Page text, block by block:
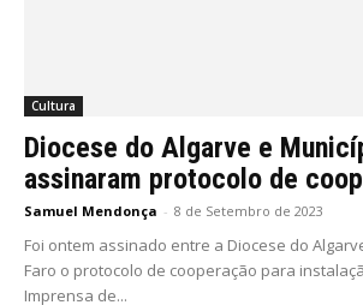
Cultura
Diocese do Algarve e
assinaram protocolo de
Samuel Mendonça - 8 de Setembro de 2023
Foi ontem assinado entre a Diocese do
Faro o protocolo de cooperação para
Imprensa de...